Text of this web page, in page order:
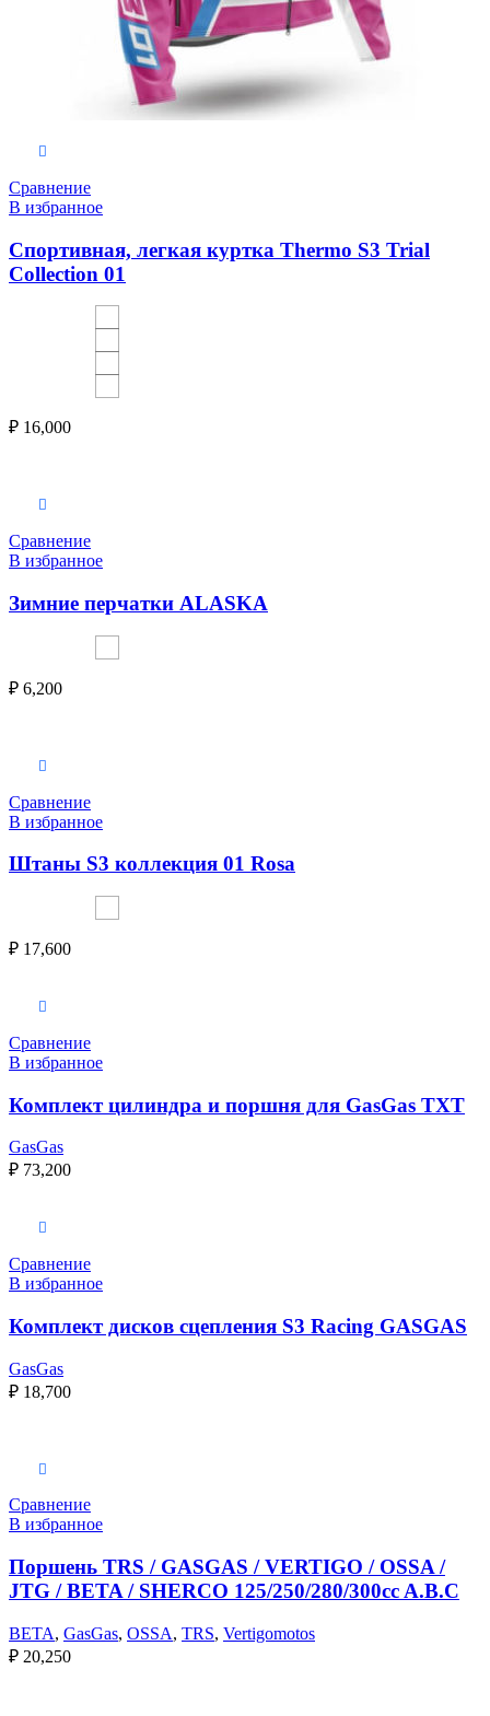
Сравнение
В избранное
Спортивная, легкая куртка Thermo S3 Trial
Collection 01
₽ 16,000
Сравнение
В избранное
Зимние перчатки ALASKA
₽ 6,200
Сравнение
В избранное
Штаны S3 коллекция 01 Rosa
₽ 17,600
Сравнение
В избранное
Комплект цилиндра и поршня для GasGas TXT
GasGas
₽ 73,200
Сравнение
В избранное
Комплект дисков сцепления S3 Racing GASGAS
GasGas
₽ 18,700
Сравнение
В избранное
Поршень TRS / GASGAS / VERTIGO / OSSA /
JTG / BETA / SHERCO 125/250/280/300cc A.B.C
BETA, GasGas, OSSA, TRS, Vertigomotos
₽ 20,250